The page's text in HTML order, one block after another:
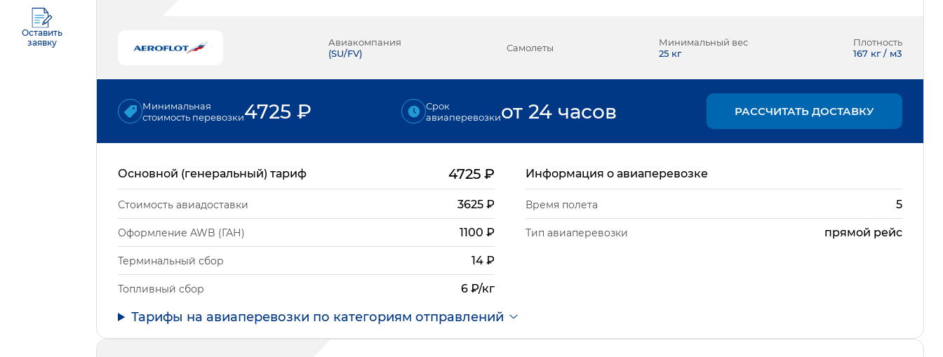
Оставить
заявку
Авиакомпания
(SU/FV) Самолеты
Минимальный вес
25 кг
Плотность
167 кг / м3
Минимальная
стоимость перевозки4725 ₽
Срок
авиаперевозкиот 24 часов РАССЧИТАТЬ ДОСТАВКУ
Основной (генеральный) тариф 4725₽
Стоимость авиадоставки 3625₽
Оформление AWB (ГАН) 1100 ₽
Терминальный сбор 14₽
Топливный сбор 6 ₽/кг
Информация о авиаперевозке
Время полета 5
Тип авиаперевозки прямой рейс
Тарифы на авиаперевозки по категориям отправлений